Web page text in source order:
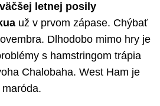
letnej posily
už v prvom zápase. Chýbať
Dlhodobo mimo hry je
s hamstringom trápia
Chalobaha. West Ham je